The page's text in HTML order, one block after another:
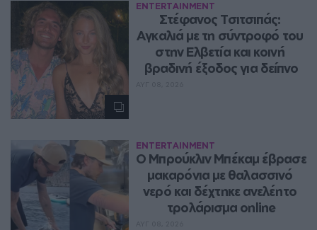
ENTERTAINMENT
Στέφανος Τσιτσιπάς:
Αγκαλιά με τη σύντροφό του
στην Ελβετία και κοινή
βραδινή έξοδος για δείπνο
ENTERTAINMENT
Ο Μπρούκλιν Μπέκαμ έβρασε
μακαρόνια με θαλασσινό
νερό και δέχτηκε ανελέητο
τρολάρισμα online